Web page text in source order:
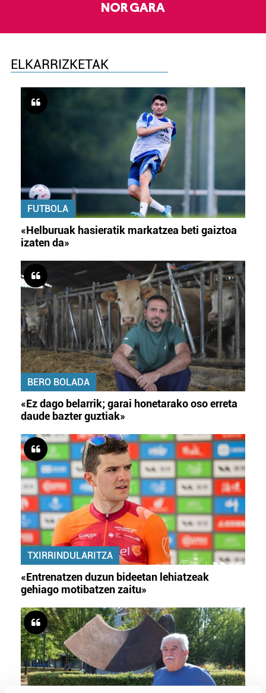
NOR GARA
ELKARRIZKETAK
FUTBOLA
«Helburuak hasieratik markatzea beti gaiztoa
izaten da»
BERO BOLADA
«Ez dago belarrik; garai honetarako oso erreta
daude bazter guztiak»
TXIRRINDULARITZA
«Entrenatzen duzun bideetan lehiatzeak
gehiago motibatzen zaitu»